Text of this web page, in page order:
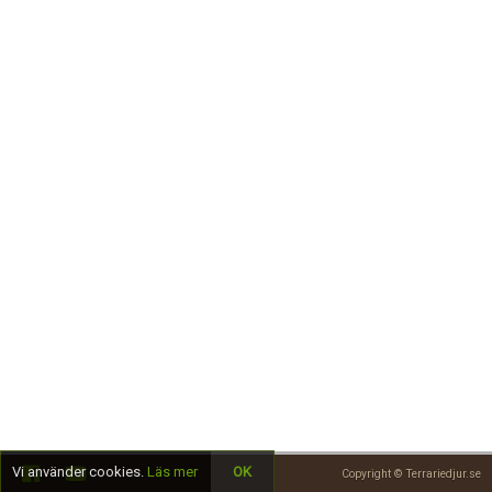
Copyright © Terrariedjur.se
Vi använder cookies. Läs mer OK